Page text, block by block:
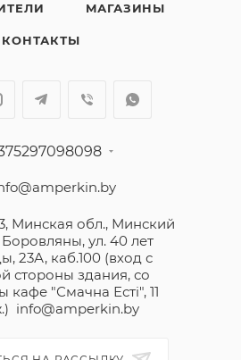
МАГАЗИНЫ
КОНТАКТЫ
Минская обл., Минский
Боровляны, ул. 40 лет
23А, каб.100 (вход с
стороны здания, со
кафе "Смачна Естi", 11
info@amperkin.by